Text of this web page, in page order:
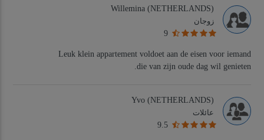
Willemina (NETHERLANDS)
زوجان
9
Leuk klein appartement voldoet aan de eisen voor iemand
die van zijn oude dag wil genieten.
Yvo(NETHERLANDS)
عائلات
9.5